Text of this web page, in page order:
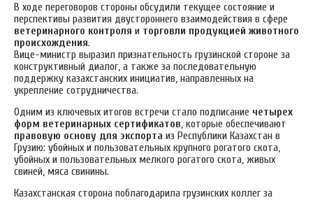
В ходе переговоров стороны обсудили текущее состояние и
перспективы развития двустороннего взаимодействия в сфере
ветеринарного контроля и торговли продукцией животного
происхождения.
Вице-министр выразил признательность грузинской стороне за
конструктивный диалог, а также за последовательную
поддержку казахстанских инициатив, направленных на
укрепление сотрудничества.
Одним из ключевых итогов встречи стало подписание четырех
форм ветеринарных сертификатов, которые обеспечивают
правовую основу для экспорта из Республики Казахстан в
Грузию: убойных и пользовательных крупного рогатого скота,
убойных и пользовательных мелкого рогатого скота, живых
свиней, мяса свинины.
Казахстанская сторона поблагодарила грузинских коллег за